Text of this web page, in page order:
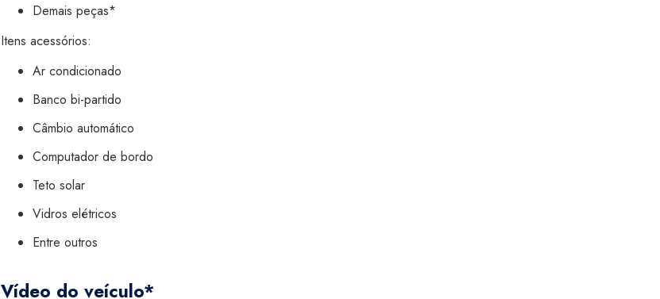
Demais peças*
Itens acessórios:
Ar condicionado
Banco bi-partido
Câmbio automático
Computador de bordo
Teto solar
Vidros elétricos
Entre outros
Vídeo do veículo*